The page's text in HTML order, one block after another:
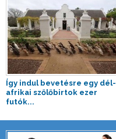
Így indul bevetésre egy dél-
afrikai szőlőbirtok ezer
futók...